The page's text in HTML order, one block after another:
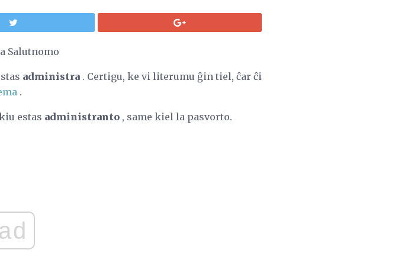
Salutnomo
administra . Certigu, ke vi literumu ĝin tiel, ĉar ĉi
.
estas administranto , same kiel la pasvorto.
ad